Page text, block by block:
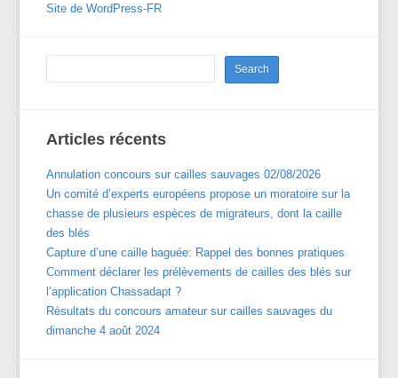
Site de WordPress-FR
Articles récents
Annulation concours sur cailles sauvages 02/08/2026
Un comité d’experts européens propose un moratoire sur la
chasse de plusieurs espèces de migrateurs, dont la caille
des blés
Capture d’une caille baguée: Rappel des bonnes pratiques
Comment déclarer les prélèvements de cailles des blés sur
l’application Chassadapt ?
Résultats du concours amateur sur cailles sauvages du
dimanche 4 août 2024